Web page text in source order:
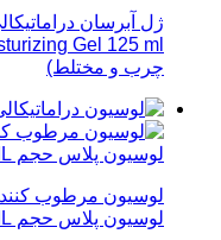
چرب و مختلط)
لوسیون مرطوب
لوسیون پلاس حجم 125ML (پوست خیلی خشک تا خشک)